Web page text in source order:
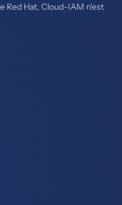
Red Hat, Cloud-IAM n'est